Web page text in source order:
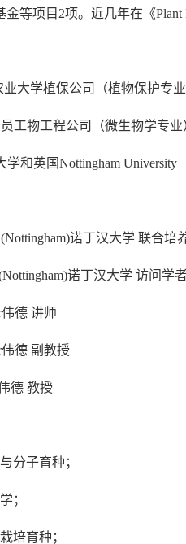
等项目2项。近几年在《
业大学植保公司（植物保护专
员工物工程公司（微生物学专
学和英国Nottingham
(Nottingham)诺丁汉大学 联合培
诺丁汉大学 访问学
伟德 讲师
伟德 副教授
德 教授
分子育种；
；
培育种；